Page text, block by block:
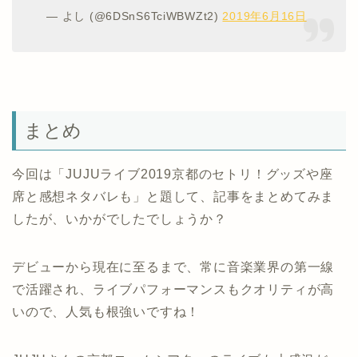
— よし (@6DSnS6TciWBWZt2) 2019年6月16日
まとめ
今回は「JUJUライブ2019京都のセトリ！グッズや座
席と感想ネタバレも」と題して、記事をまとめてみま
したが、いかがでしたでしょうか？
デビューから現在に至るまで、常に音楽業界の第一線
で活躍され、ライブパフォーマンスもクオリティが高
いので、人気も根強いですね！